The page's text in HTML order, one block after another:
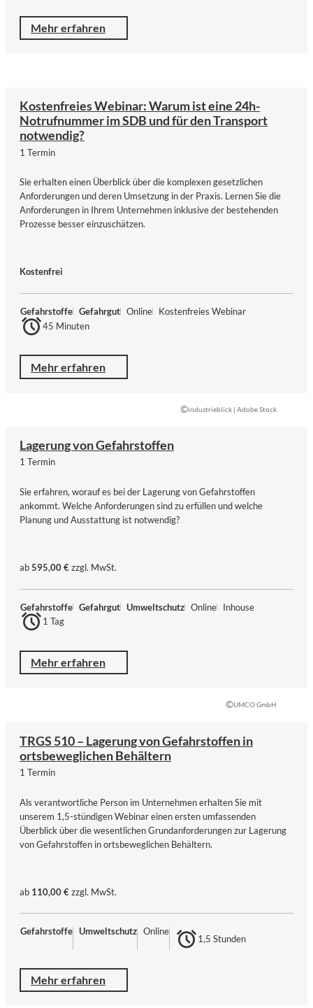
Mehr erfahren
Kostenfreies Webinar: Warum ist eine 24h-
Notrufnummer im SDB und für den Transport
notwendig?
1 Termin
Sie erhalten einen Überblick über die komplexen gesetzlichen
Anforderungen und deren Umsetzung in der Praxis. Lernen Sie die
Anforderungen in Ihrem Unternehmen inklusive der bestehenden
Prozesse besser einzuschätzen.
Kostenfrei
Gefahrstoffe Gefahrgut Online
Kostenfreies Webinar
45 Minuten
Mehr erfahren
©industrieblick | Adobe Stock
Lagerung von Gefahrstoffen
1 Termin
Sie erfahren, worauf es bei der Lagerung von Gefahrstoffen
ankommt. Welche Anforderungen sind zu erfüllen und welche
Planung und Ausstattung ist notwendig?
ab595,00 €zzgl. MwSt.
Gefahrstoffe Gefahrgut Umweltschutz Online
Inhouse
1 Tag
Mehr erfahren
©UMCO GmbH
TRGS 510 – Lagerung von Gefahrstoffen in
ortsbeweglichen Behältern
1 Termin
Als verantwortliche Person im Unternehmen erhalten Sie mit
unserem 1,5-stündigen Webinar einen ersten umfassenden
Überblick über die wesentlichen Grundanforderungen zur Lagerung
von Gefahrstoffen in ortsbeweglichen Behältern.
ab 110,00 €zzgl. MwSt.
Gefahrstoffe Umweltschutz Online
1,5 Stunden
Mehr erfahren